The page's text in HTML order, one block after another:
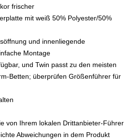
frischer
mit weiß 50% Polyester/50%
und innenliegende
Montage
und Twin passt zu den meisten
Betten; überprüfen Größenführer für
von Ihrem lokalen Drittanbieter-Führer
Abweichungen in dem Produkt